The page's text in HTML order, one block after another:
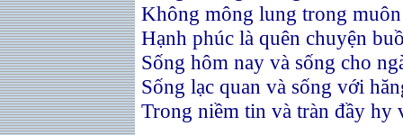
Không mông lung trong
Hạnh phúc là quên chuyện
Sống hôm nay và sống cho
Sống lạc quan và sống với
Trong niềm tin và tràn đầy hy